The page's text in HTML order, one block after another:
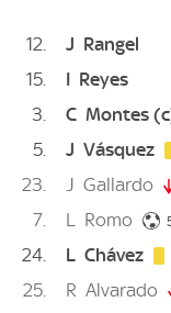
12 J Rangel
15
I Reyes
3
C Montes
5
J Vásquez
23 J Gallardo
7 L Romo
24 L Chávez
25 R Alvarado